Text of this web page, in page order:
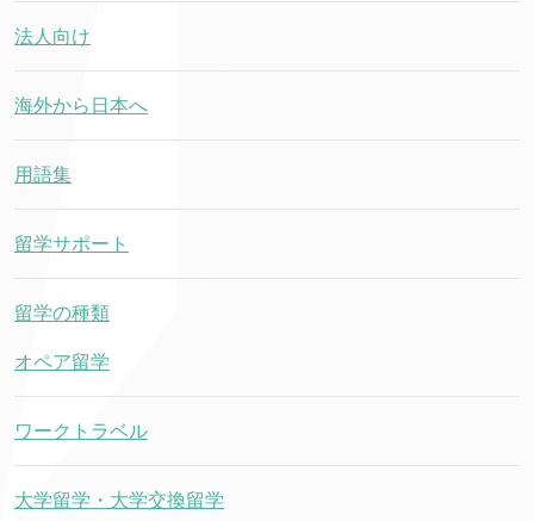
法人向け
海外から日本へ
用語集
留学サポート
留学の種類
オペア留学
ワークトラベル
大学留学・大学交換留学